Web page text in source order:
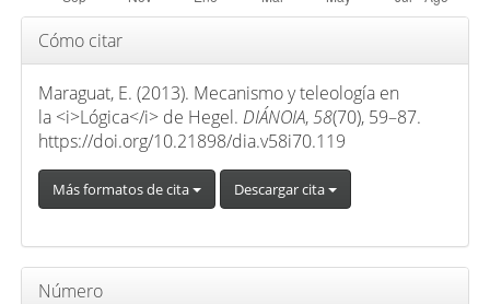
a
r
Detalles
del
artículo
Cómo citar
Maraguat, E. (2013). Mecanismo y teleología en
la <i>Lógica</i> de Hegel. DIÁNOIA,58(70), 59–87.
https://doi.org/10.21898/dia.v58i70.119
Más formatos de cita Descargar cita
Número